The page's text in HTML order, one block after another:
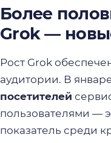
Более
Grok —
Рост Grok
аудитории. В
посетителей
пользователями —
показатель среди